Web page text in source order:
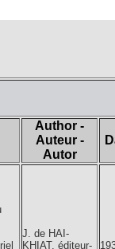
Author -
Auteur -
Autor
J. de HAI-
KHIAT, éditeur-